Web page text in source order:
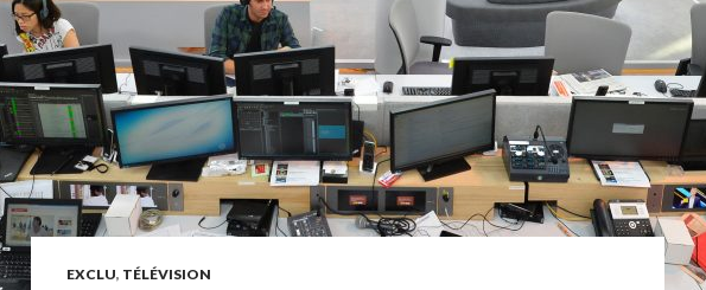
EXCLU, TÉLÉVISION